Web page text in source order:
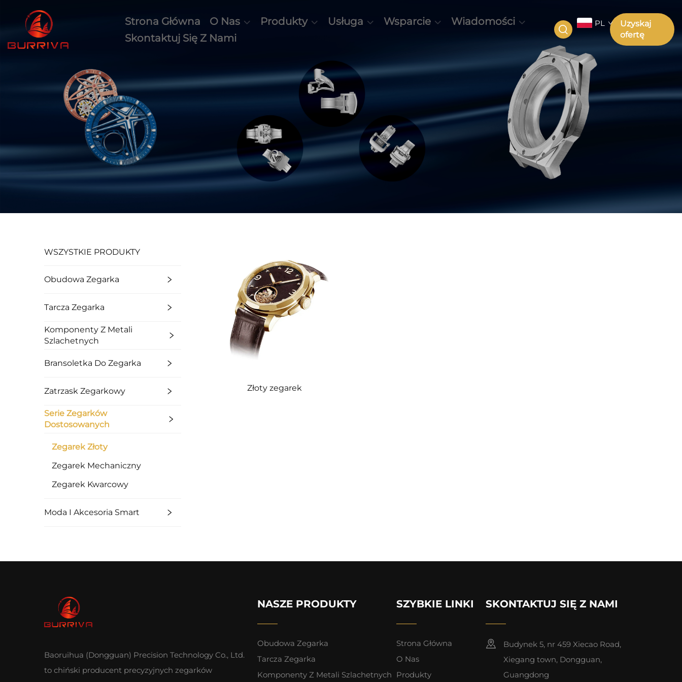
Strona Główna O Nas Produkty Usługa Wsparcie
Wiadomości
Skontaktuj Się Z Nami
PL
Uzyskaj
ofertę
WSZYSTKIE PRODUKTY
Obudowa Zegarka
Tarcza Zegarka
Komponenty Z Metali
Szlachetnych
Bransoletka Do Zegarka
Zatrzask Zegarkowy
Serie Zegarków
Dostosowanych
Zegarek Złoty
Zegarek Mechaniczny
Zegarek Kwarcowy
Moda I Akcesoria Smart
Złoty zegarek
Baoruihua (Dongguan) Precision Technology Co., Ltd.
to chiński producent precyzyjnych zegarków
NASZE PRODUKTY
Obudowa Zegarka
Tarcza Zegarka
Komponenty Z Metali Szlachetnych
SZYBKIE LINKI
Strona Główna
O Nas
Produkty
SKONTAKTUJ SIĘ Z NAMI
Budynek 5, nr 459 Xiecao Road,
Xiegang town, Dongguan,
Guangdong